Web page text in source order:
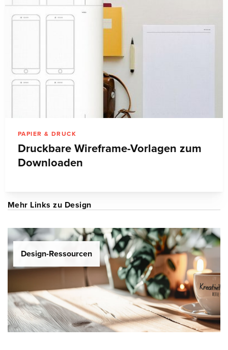
PAPIER & DRUCK
Druckbare Wireframe-Vorlagen zum
Downloaden
Mehr Links zu Design
Design-Ressourcen